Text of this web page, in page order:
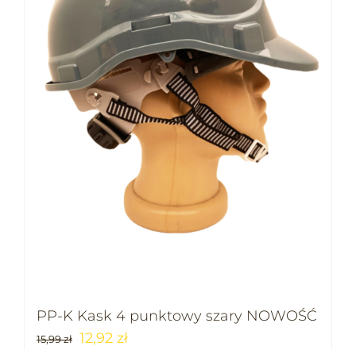
PP-K Kask 4 punktowy szary NOWOŚĆ
15,99zł 12,92 zł